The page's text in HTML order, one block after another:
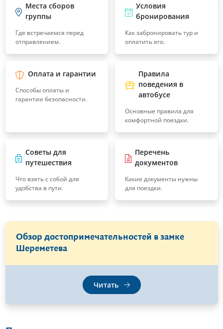
Места сборов
группы
Где встречаемся перед
отправлением.
Условия
бронирования
Как забронировать тур и
оплатить его.
Оплата и гарантии
Способы оплаты и
гарантии безопасности.
Правила
поведения в
автобусе
Основные правила для
комфортной поездки.
Советы для
путешествия
Что взять с собой для
удобства в пути.
Перечень
документов
Какие документы нужны
для поездки.
Обзор достопримечательностей в замке
Шереметева
Читать